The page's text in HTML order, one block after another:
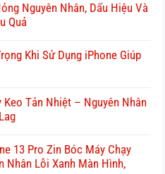
Nguyên Nhân, Dấu Hiệu Và
Quả
Khi Sử Dụng iPhone Giúp
Keo Tản Nhiệt – Nguyên Nhân
13 Pro Zin Bóc Máy Chạy
Nhân Lỗi Xanh Màn Hình,